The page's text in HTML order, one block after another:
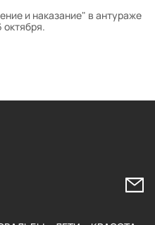
и наказание" в антураже